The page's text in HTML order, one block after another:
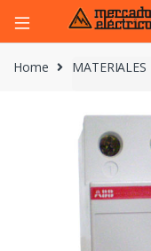
Home MATERIALES